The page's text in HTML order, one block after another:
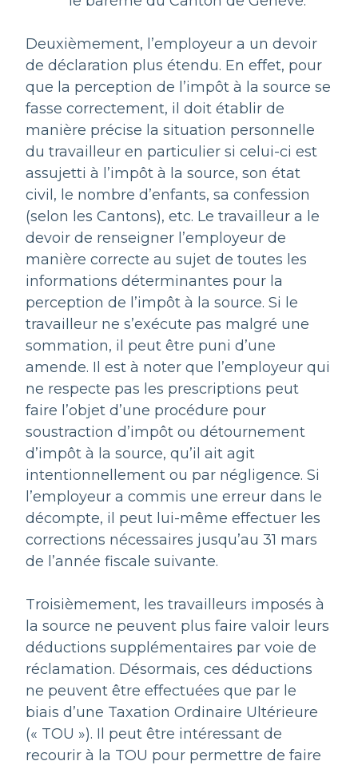
Deuxièmement, l’employeur a un devoir
de déclaration plus étendu. En effet, pour
que la perception de l’impôt à la source se
fasse correctement, il doit établir de
manière précise la situation personnelle
du travailleur en particulier si celui-ci est
assujetti à l’impôt à la source, son état
civil, le nombre d’enfants, sa confession
(selon les Cantons), etc. Le travailleur a le
devoir de renseigner l’employeur de
manière correcte au sujet de toutes les
informations déterminantes pour la
perception de l’impôt à la source. Si le
travailleur ne s’exécute pas malgré une
sommation, il peut être puni d’une
amende. Il est à noter que l’employeur qui
ne respecte pas les prescriptions peut
faire l’objet d’une procédure pour
soustraction d’impôt ou détournement
d’impôt à la source, qu’il ait agit
intentionnellement ou par négligence. Si
l’employeur a commis une erreur dans le
décompte, il peut lui-même effectuer les
corrections nécessaires jusqu’au 31 mars
de l’année fiscale suivante.
Troisièmement, les travailleurs imposés à
la source ne peuvent plus faire valoir leurs
déductions supplémentaires par voie de
réclamation. Désormais, ces déductions
ne peuvent être effectuées que par le
biais d’une Taxation Ordinaire Ultérieure
(« TOU »). Il peut être intéressant de
recourir à la TOU pour permettre de faire